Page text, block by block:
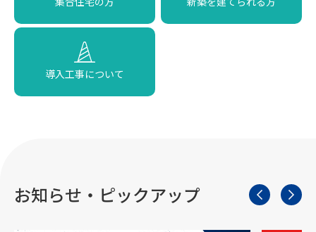
導入工事について
お知らせ・ピックアップ